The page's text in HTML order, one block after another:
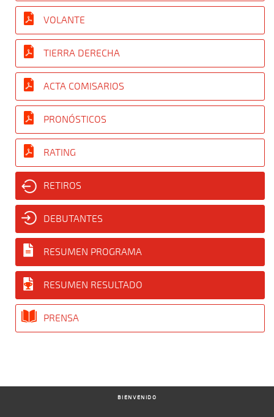
VOLANTE
TIERRA DERECHA
ACTA COMISARIOS
PRONÓSTICOS
RATING
RETIROS
DEBUTANTES
RESUMEN PROGRAMA
RESUMEN RESULTADO
PRENSA
BIENVENIDO